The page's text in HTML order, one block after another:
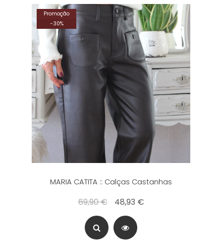
Promoção
-30%
MARIA CATITA :: Calças Castanhas
69,90 € 48,93 €